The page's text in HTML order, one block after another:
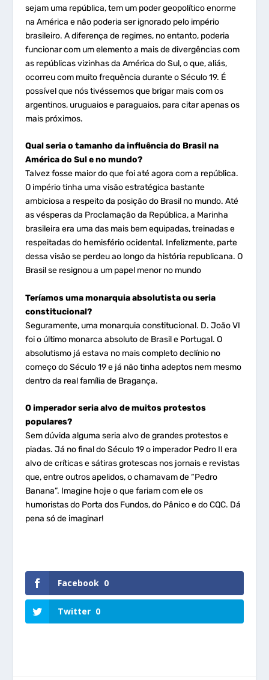
sejam uma república, tem um poder geopolítico enorme
na América e não poderia ser ignorado pelo império
brasileiro. A diferença de regimes, no entanto, poderia
funcionar com um elemento a mais de divergências com
as repúblicas vizinhas da América do Sul, o que, aliás,
ocorreu com muito frequência durante o Século 19. É
possível que nós tivéssemos que brigar mais com os
argentinos, uruguaios e paraguaios, para citar apenas os
mais próximos.
Qual seria o tamanho da influência do Brasil na
América do Sul e no mundo?
Talvez fosse maior do que foi até agora com a república.
O império tinha uma visão estratégica bastante
ambiciosa a respeito da posição do Brasil no mundo. Até
as vésperas da Proclamação da República, a Marinha
brasileira era uma das mais bem equipadas, treinadas e
respeitadas do hemisfério ocidental. Infelizmente, parte
dessa visão se perdeu ao longo da história republicana. O
Brasil se resignou a um papel menor no mundo
Teríamos uma monarquia absolutista ou seria
constitucional?
Seguramente, uma monarquia constitucional. D. João VI
foi o último monarca absoluto de Brasil e Portugal. O
absolutismo já estava no mais completo declínio no
começo do Século 19 e já não tinha adeptos nem mesmo
dentro da real família de Bragança.
O imperador seria alvo de muitos protestos
populares?
Sem dúvida alguma seria alvo de grandes protestos e
piadas. Já no final do Século 19 o imperador Pedro II era
alvo de críticas e sátiras grotescas nos jornais e revistas
que, entre outros apelidos, o chamavam de “Pedro
Banana”. Imagine hoje o que fariam com ele os
humoristas do Porta dos Fundos, do Pânico e do CQC. Dá
pena só de imaginar!
Facebook 0
Twitter 0